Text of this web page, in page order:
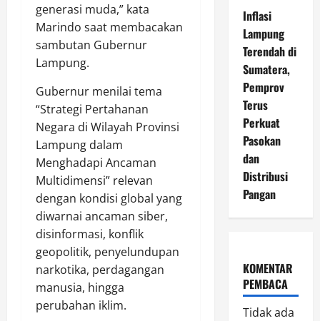
generasi muda,” kata
Marindo saat membacakan
sambutan Gubernur
Lampung.
Gubernur menilai tema
“Strategi Pertahanan
Negara di Wilayah Provinsi
Lampung dalam
Menghadapi Ancaman
Multidimensi” relevan
dengan kondisi global yang
diwarnai ancaman siber,
disinformasi, konflik
geopolitik, penyelundupan
narkotika, perdagangan
manusia, hingga
perubahan iklim.
Inflasi
Lampung
Terendah di
Sumatera,
Pemprov
Terus
Perkuat
Pasokan
dan
Distribusi
Pangan
KOMENTAR
PEMBACA
Tidak ada